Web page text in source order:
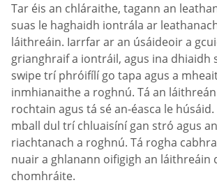
Tar éis an chláraithe, tagann an
suas le haghaidh iontrála ar
láithreáin. Iarrfar ar an úsáideoir a
grianghraif a iontráil, agus ina dhiaidh
swipe trí phróifílí go tapa agus a
inmhianaithe a roghnú. Tá an
rochtain agus tá sé an-éasca le
mball dul trí chluaisíní gan stró agus
riachtanach a roghnú. Tá rogha
nuair a ghlanann oifigigh an láithreáin
chomhráite.